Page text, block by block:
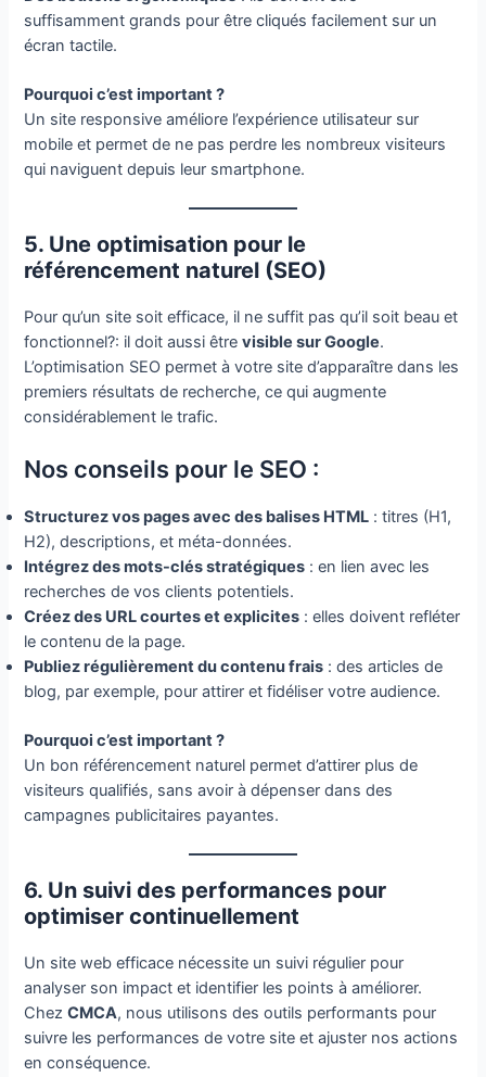
suffisamment grands pour être cliqués facilement sur un
écran tactile.
Pourquoi c’est important ?
Un site responsive améliore l’expérience utilisateur sur
mobile et permet de ne pas perdre les nombreux visiteurs
qui naviguent depuis leur smartphone.
5. Une optimisation pour le
référencement naturel (SEO)
Pour qu’un site soit efficace, il ne suffit pas qu’il soit beau et
fonctionnel?: il doit aussi êtrevisible sur Google.
L’optimisation SEO permet à votre site d’apparaître dans les
premiers résultats de recherche, ce qui augmente
considérablement le trafic.
Nos conseils pour le SEO :
Structurez vos pages avec des balises HTML : titres (H1,
H2), descriptions, et méta-données.
Intégrez des mots-clés stratégiques : en lien avec les
recherches de vos clients potentiels.
Créez des URL courtes et explicites : elles doivent refléter
le contenu de la page.
Publiez régulièrement du contenu frais : des articles de
blog, par exemple, pour attirer et fidéliser votre audience.
Pourquoi c’est important ?
Un bon référencement naturel permet d’attirer plus de
visiteurs qualifiés, sans avoir à dépenser dans des
campagnes publicitaires payantes.
6. Un suivi des performances pour
optimiser continuellement
Un site web efficace nécessite un suivi régulier pour
analyser son impact et identifier les points à améliorer.
ChezCMCA, nous utilisons des outils performants pour
suivre les performances de votre site et ajuster nos actions
en conséquence.